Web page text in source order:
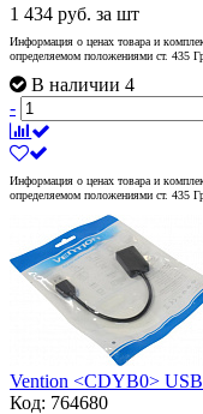
1 434 руб. за шт
Информация о ценах товара и
определяемом положениями ст. 435
В наличии 4
-
Информация о ценах товара и
определяемом положениями ст. 435
Vention <CDYB0> USB
Код: 764680